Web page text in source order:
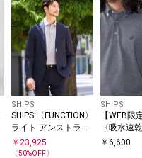
SHIPS
SHIPS:〈FUNCTION〉
ライト アンストラク
チャード ジャケット
(セットアップ対応)
￥ 23,925
〔50%OFF〕
SHIPS
【WEB限
〈吸水速
ピケ ワン
￥6,600